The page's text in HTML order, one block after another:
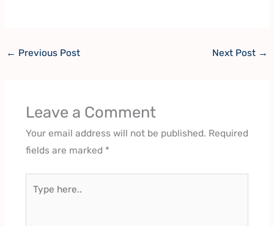
← Previous Post Next Post →
Leave a Comment
Your email address will not be published. Required
fields are marked *